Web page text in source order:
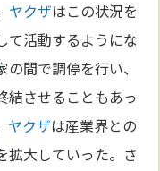
ヤクザはこの状況を
て活動するようにな
の間で調停を行い、
結させることもあっ
ヤクザは産業界との
拡大していった。さ